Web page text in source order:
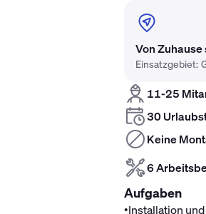
Von Zuhause
Einsatzgebiet:
11-25
30
Keine
6
Aufgaben
•Installation